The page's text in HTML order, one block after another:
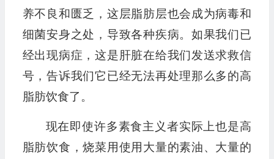
养不良和匮乏，这层脂肪层也会成为病毒和
细菌安身之处，导致各种疾病。如果我们已
经出现病症，这是肝脏在给我们发送求救信
号，告诉我们它已经无法再处理那么多的高
脂肪饮食了。
现在即使许多素食主义者实际上也是高
脂肪饮食，烧菜用使用大量的素油、大量的